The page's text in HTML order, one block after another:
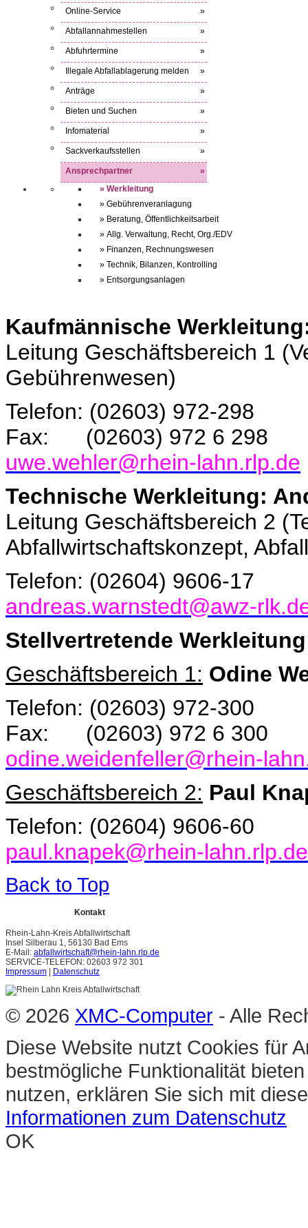
Online-Service »
Abfallannahmestellen »
Abfuhrtermine »
Illegale Abfallablagerung melden »
Anträge »
Bieten und Suchen »
Infomaterial »
Sackverkaufsstellen »
Ansprechpartner
»
» Werkleitung
» Gebührenveranlagung
» Beratung, Öffentlichkeitsarbeit
» Allg. Verwaltung, Recht, Org./EDV
» Finanzen, Rechnungswesen
» Technik, Bilanzen, Kontrolling
» Entsorgungsanlagen
Kaufmännische
Leitung Geschäftsbereich 1
Gebührenwesen)
Telefon: (02603) 972-298
Fax: (02603) 972 6 298
uwe.wehler@rhein-lahn.rlp.de
Technische Werkleitung:
Leitung Geschäftsbereich 2
Abfallwirtschaftskonzept,
Telefon: (02604) 9606-17
andreas.warnstedt@awz-
Stellvertretende
Geschäftsbereich 1: Odine
Telefon: (02603) 972-300
Fax: (02603) 972 6 300
odine.weidenfeller@rhein-
Geschäftsbereich 2: Paul
Telefon: (02604) 9606-60
paul.knapek@rhein-lahn.rlp.de
Back to Top
Kontakt
Rhein-Lahn-Kreis Abfallwirtschaft
Insel Silberau 1, 56130 Bad Ems
E-Mail: abfallwirtschaft@rhein-lahn.rlp.de
SERVICE-TELEFON: 02603 972 301
Impressum | Datenschutz
© 2026 XMC-Computer - Alle
Diese Website nutzt Cookies für
bestmögliche Funktionalität
nutzen, erklären Sie sich mit
Informationen zum Datenschutz
OK